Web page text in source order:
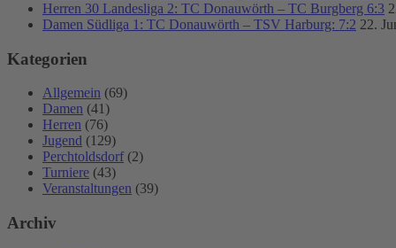
Herren 30 Landesliga 2: TC Donauwörth – TC Burgberg 6:3
Damen Südliga 1: TC Donauwörth – TSV Harburg: 7:2 22.
Kategorien
Allgemein (69)
Damen (41)
Herren (76)
Jugend (129)
Perchtoldsdorf (2)
Turniere (43)
Veranstaltungen (39)
Archiv